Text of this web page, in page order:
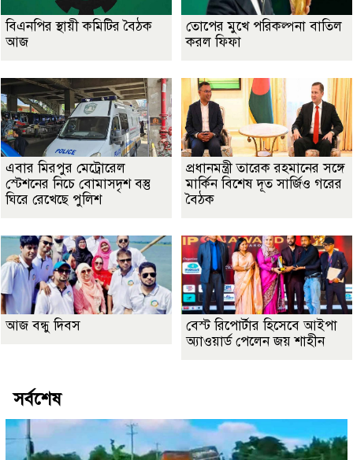
বিএনপির স্থায়ী কমিটির বৈঠক
আজ
তোপের মুখে পরিকল্পনা বাতিল
করল ফিফা
এবার মিরপুর মেট্রোরেল
স্টেশনের নিচে বোমাসদৃশ বস্তু
ঘিরে রেখেছে পুলিশ
প্রধানমন্ত্রী তারেক রহমানের সঙ্গে
মার্কিন বিশেষ দূত সার্জিও গরের
বৈঠক
আজ বন্ধু দিবস
বেস্ট রিপোর্টার হিসেবে আইপা
অ্যাওয়ার্ড পেলেন জয় শাহীন
সর্বশেষ